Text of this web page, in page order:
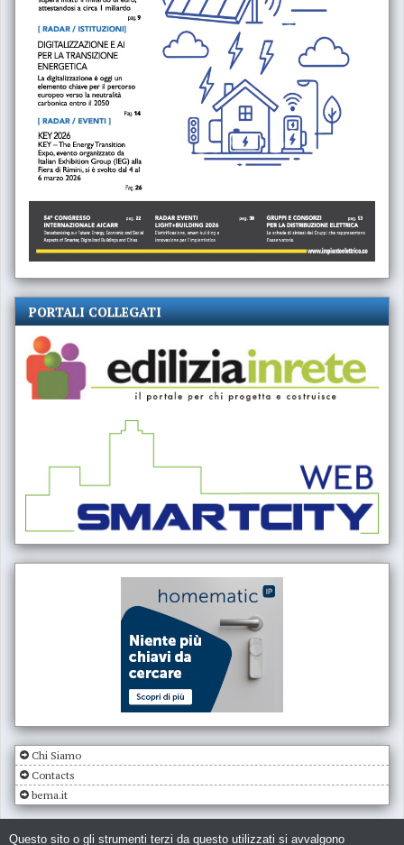
PORTALI COLLEGATI
Chi Siamo
Contacts
bema.it
Questo sito o gli strumenti terzi da questo utilizzati si avvalgono